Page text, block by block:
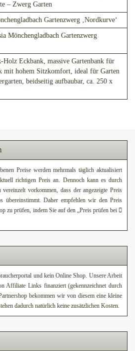
– Zwerg Garten
Gartenzwerg ‚Nordkurve‘
Mönchengladbach Gartenzwerg
Eckbank, massive Gartenbank für
mit hohem Sitzkomfort, ideal für Garten
beidseitig aufbaubar, ca. 250 x
Preise werden mehrmals täglich aktualisiert
richtigen Preis an. Dennoch kann es durch
vorkommen, dass der angezeigte Preis
übereinstimmt. Daher empfehlen wir den Preis
zu prüfen, indem Sie auf den „Preis prüfen bei
und kein Online Shop. Unsere Arbeit
Affiliate Links finanziert (gekennzeichnet durch
bekommen wir von diesem eine kleine
dadurch natürlich keine zusätzlichen Kosten.